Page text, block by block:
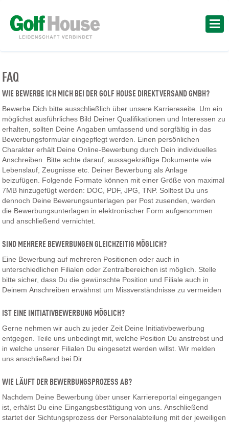
FAQ
WIE BEWERBE ICH MICH BEI DER GOLF HOUSE DIREKTVERSAND GMBH?
Bewerbe Dich bitte ausschließlich über unsere Karriereseite. Um ein
möglichst ausführliches Bild Deiner Qualifikationen und Interessen zu
erhalten, sollten Deine Angaben umfassend und sorgfältig in das
Bewerbungsformular eingepflegt werden. Einen persönlichen
Charakter erhält Deine Online-Bewerbung durch Dein individuelles
Anschreiben. Bitte achte darauf, aussagekräftige Dokumente wie
Lebenslauf, Zeugnisse etc. Deiner Bewerbung als Anlage
beizufügen. Folgende Formate können mit einer Größe von maximal
7MB hinzugefügt werden: DOC, PDF, JPG, TNP. Solltest Du uns
dennoch Deine Bewerungsunterlagen per Post zusenden, werden
die Bewerbungsunterlagen in elektronischer Form aufgenommen
und anschließend vernichtet.
SIND MEHRERE BEWERBUNGEN GLEICHZEITIG MÖGLICH?
Eine Bewerbung auf mehreren Positionen oder auch in
unterschiedlichen Filialen oder Zentralbereichen ist möglich. Stelle
bitte sicher, dass Du die gewünschte Position und Filiale auch in
Deinem Anschreiben erwähnst um Missverständnisse zu vermeiden
IST EINE INITIATIVBEWERBUNG MÖGLICH?
Gerne nehmen wir auch zu jeder Zeit Deine Initiativbewerbung
entgegen. Teile uns unbedingt mit, welche Position Du anstrebst und
in welche unserer Filialen Du eingesetzt werden willst. Wir melden
uns anschließend bei Dir.
WIE LÄUFT DER BEWERBUNGSPROZESS AB?
Nachdem Deine Bewerbung über unser Karriereportal eingegangen
ist, erhälst Du eine Eingangsbestätigung von uns. Anschließend
startet der Sichtungsprozess der Personalabteilung mit der jeweiligen